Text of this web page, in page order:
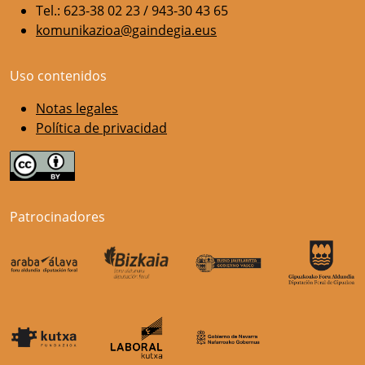
Tel.: 623-38 02 23 / 943-30 43 65
komunikazioa@gaindegia.eus
Uso contenidos
Notas legales
Política de privacidad
Patrocinadores